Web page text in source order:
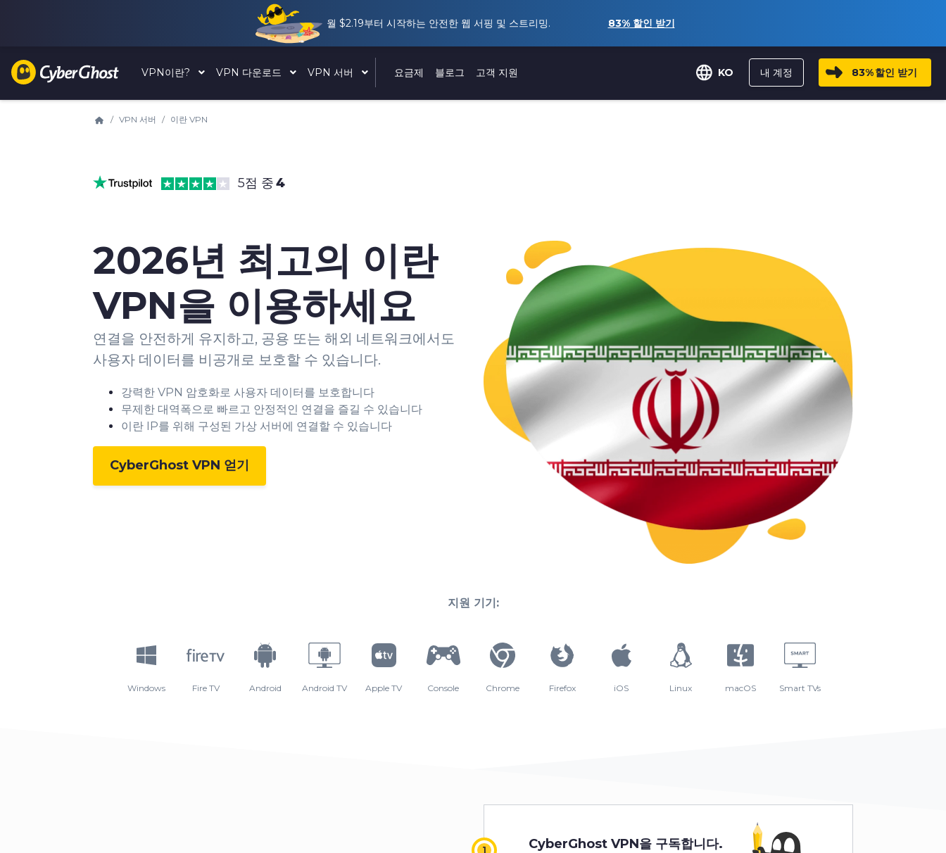
월 $2.19부터 시작하는 안전한 웹 서핑 및 스트리밍. 83%할인 받기
VPN이란? VPN 다운로드 VPN 서버 요금제 블로그 고객 지원 KO 내 계정 83%할인 받기
VPN 서버 이란 VPN
4
5점 중
2026년 최고의 이란
VPN을 이용하세요
연결을 안전하게 유지하고, 공용 또는 해외 네트워크에서도
사용자 데이터를 비공개로 보호할 수 있습니다.
강력한 VPN 암호화로 사용자 데이터를 보호합니다
무제한 대역폭으로 빠르고 안정적인 연결을 즐길 수 있습니다
이란 IP를 위해 구성된 가상 서버에 연결할 수 있습니다
CyberGhost VPN 얻기
지원 기기:
Windows Fire TV Android Android TV Apple TV Console Chrome Firefox iOS Linux macOS Smart TVs
CyberGhost VPN을 구독합니다.
0
3
4
0